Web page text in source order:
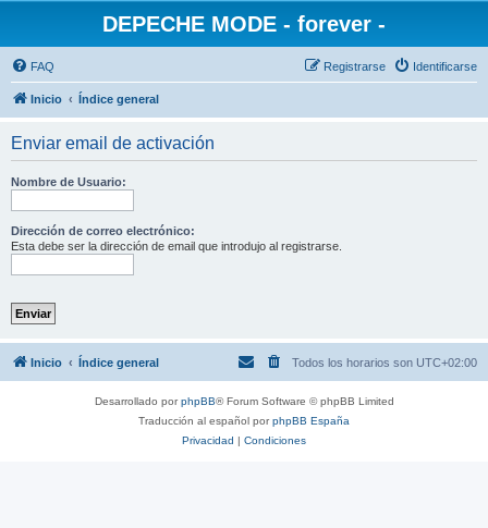
DEPECHE MODE - forever -
FAQ Identificarse
Registrarse
Inicio Índice general
Enviar email de activación
Nombre de Usuario:
Dirección de correo electrónico:
Esta debe ser la dirección de email que introdujo al registrarse.
Inicio Índice general Todos los horarios son UTC+02:00
Desarrollado porphpBB® Forum Software © phpBB Limited
Traducción al español porphpBB España
Privacidad | Condiciones